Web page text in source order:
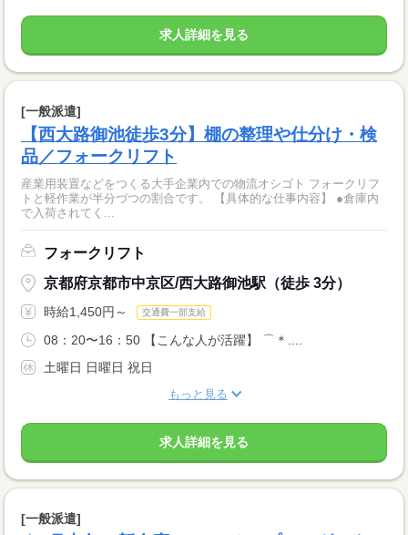
求人詳細を見る
[一般派遣]
【西大路御池徒歩3分】棚の整理や仕分け・検
品／フォークリフト
産業用装置などをつくる大手企業内での物流オシゴト フォークリフ
トと軽作業が半分づつの割合です。 【具体的な仕事内容】 ●倉庫内
で入荷されてく...
フォークリフト
京都府京都市中京区/西大路御池駅（徒歩 3分）
時給1,450円～ 交通費一部支給
08：20〜16：50 【こんな人が活躍】 ⌒＊....
土曜日 日曜日 祝日
もっと見る
求人詳細を見る
[一般派遣]